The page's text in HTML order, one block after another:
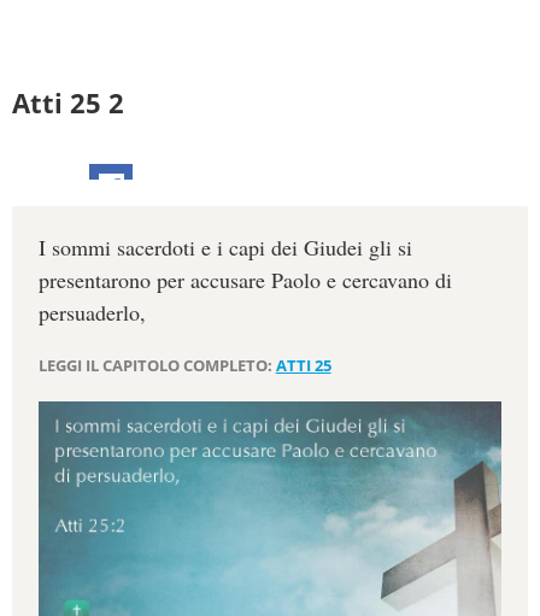
Atti 25 2
I sommi sacerdoti e i capi dei Giudei gli si
presentarono per accusare Paolo e cercavano di
persuaderlo,
LEGGI IL CAPITOLO COMPLETO: ATTI 25